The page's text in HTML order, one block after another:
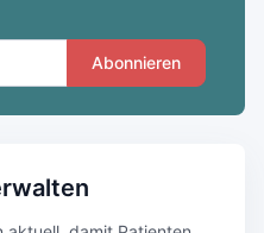
Abonnieren